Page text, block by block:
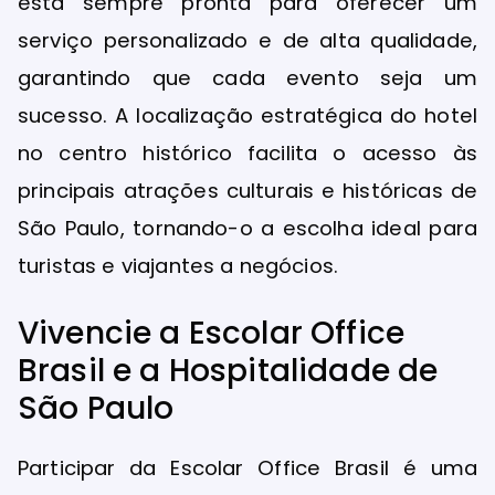
serviço personalizado e de alta qualidade,
garantindo que cada evento seja um
sucesso. A localização estratégica do hotel
no centro histórico facilita o acesso às
principais atrações culturais e históricas de
São Paulo, tornando-o a escolha ideal para
turistas e viajantes a negócios.
Vivencie a Escolar Office
Brasil e a Hospitalidade de
São Paulo
Participar da Escolar Office Brasil é uma